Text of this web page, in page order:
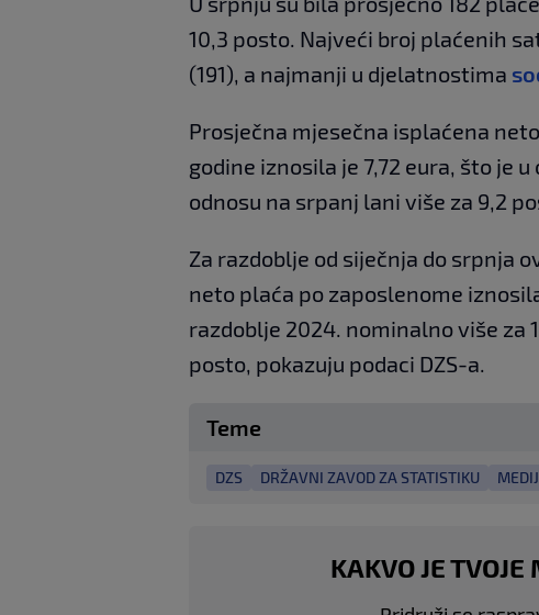
10,3 posto. Najveći broj plaćenih
(191), a najmanji u djelatnostima
Prosječna mjesečna isplaćena
godine iznosila je 7,72 eura, što je
odnosu na srpanj lani više za 9,2
Za razdoblje od siječnja do srpnja
neto plaća po zaposlenome
razdoblje 2024. nominalno više za
posto, pokazuju podaci DZS-a.
Teme
DZS DRŽAVNI ZAVOD ZA STATISTIKU
KAKVO JE TVOJE